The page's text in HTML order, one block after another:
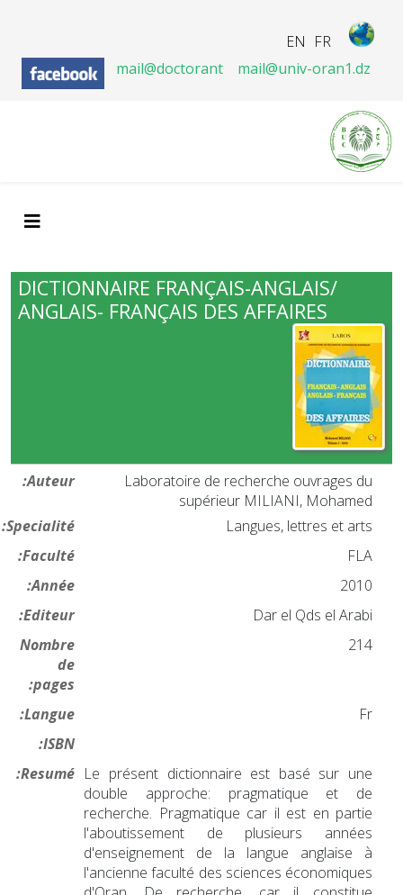
FR
EN
mail@doctorant
mail@univ-oran1.dz
DICTIONNAIRE FRANÇAIS-ANGLAIS/
ANGLAIS- FRANÇAIS DES AFFAIRES
Auteur:
Laboratoire de recherche ouvrages du
supérieur MILIANI, Mohamed
Specialité:
Langues, lettres et arts
Faculté:
FLA
Année:
2010
Editeur:
Dar el Qds el Arabi
Nombre
de
pages:
214
Langue:
Fr
ISBN:
Resumé: Le présent dictionnaire est basé sur une
double approche: pragmatique et de
recherche. Pragmatique car il est en partie
l'aboutissement de plusieurs années
d'enseignement de la langue anglaise à
l'ancienne faculté des sciences économiques